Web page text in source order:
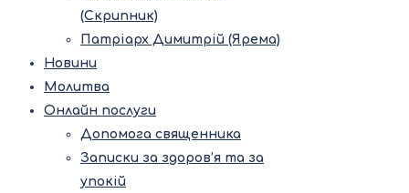
(Скрипник)
Патріарх Димитрій (Ярема)
Новини
Молитва
Онлайн послуги
Допомога священника
Записки за здоров’я та за
упокій